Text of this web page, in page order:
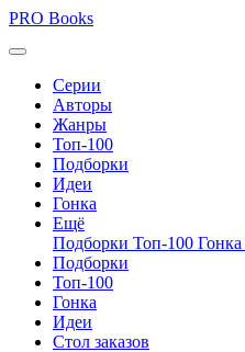
PRO Books
Серии
Авторы
Жанры
Топ-100
Подборки
Идеи
Гонка
Ещё
Подборки Топ-100 Гонка
Подборки
Топ-100
Гонка
Идеи
Стол заказов